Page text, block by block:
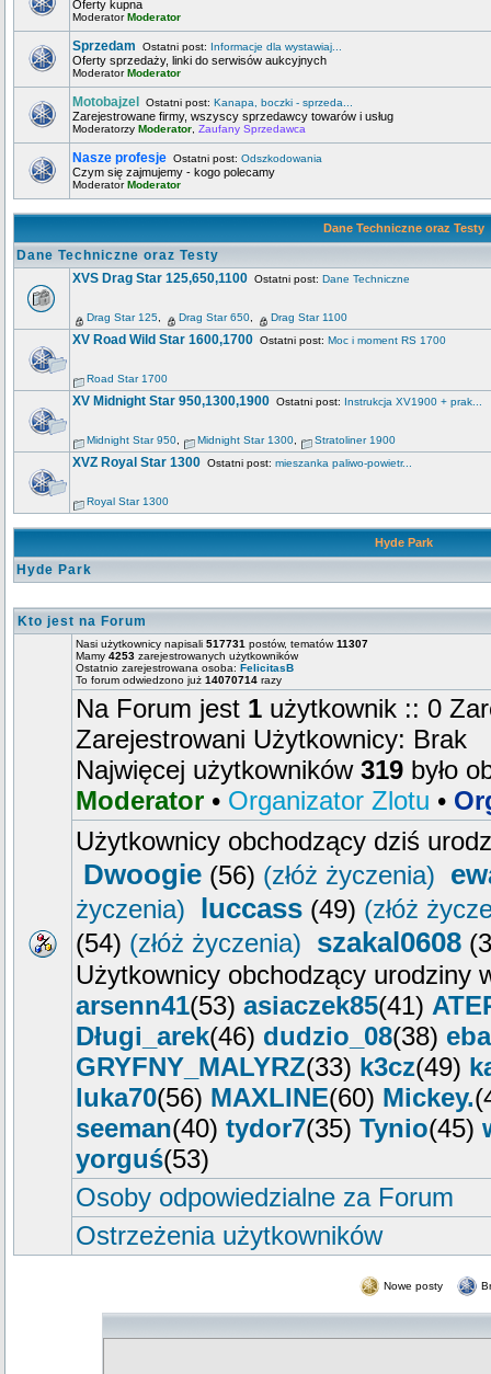
Oferty kupna
ModeratorModerator
Sprzedam Ostatni post: Informacje dla wystawiaj...
Oferty sprzedaży, linki do serwisów aukcyjnych
ModeratorModerator
Motobajzel Ostatni post: Kanapa, boczki - sprzeda...
Zarejestrowane firmy, wszyscy sprzedawcy towarów i usług
Moderatorzy Moderator Zaufany Sprzedawca
Nasze profesje Ostatni post: Odszkodowania
Czym się zajmujemy - kogo polecamy
ModeratorModerator
Dane Techniczne oraz Testy
Dane Techniczne oraz Testy
XVS Drag Star 125,650,1100 Ostatni post: Dane Techniczne
Drag Star 125 Drag Star 650 Drag Star 1100
XV Road Wild Star 1600,1700 Ostatni post: Moc i moment RS 1700
Road Star 1700
XV Midnight Star 950,1300,1900 Ostatni post: Instrukcja XV1900 + prak...
Midnight Star 950 Midnight Star 1300 Stratoliner 1900
XVZ Royal Star 1300 Ostatni post: mieszanka paliwo-powietr...
Royal Star 1300
Hyde Park
Hyde Park
Kto jest na Forum
Nasi użytkownicy napisali 517731 postów, tematów11307
Mamy 4253 zarejestrowanych użytkowników
Ostatnio zarejestrowana osoba: FelicitasB
To forum odwiedzono już 14070714 razy
Na Forum jest 1 użytkownik :: 0
Zarejestrowani Użytkownicy: Brak
Najwięcej użytkowników 319 było
Moderator • Organizator Zlotu •
Użytkownicy obchodzący dziś
Dwoogie (56) (złóż życzenia)
życzenia) luccass (49) (złóż
(54) (złóż życzenia) szakal0608
Użytkownicy obchodzący urodziny
arsenn41(53) asiaczek85(41)
Długi_arek(46) dudzio_08(38)
GRYFNY_MALYRZ(33) k3cz(49)
luka70(56) MAXLINE(60) Mickey.
seeman(40) tydor7(35) Tynio(45)
yorguś(53)
Osoby odpowiedzialne za Forum
Ostrzeżenia użytkowników
Nowe posty